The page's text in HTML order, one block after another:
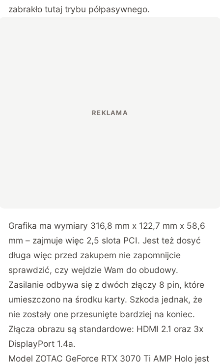
zabrakło tutaj trybu półpasywnego.
Grafika ma wymiary 316,8 mm x 122,7 mm x 58,6
mm – zajmuje więc 2,5 slota PCI. Jest też dosyć
długa więc przed zakupem nie zapomnijcie
sprawdzić, czy wejdzie Wam do obudowy.
Zasilanie odbywa się z dwóch złączy 8 pin, które
umieszczono na środku karty. Szkoda jednak, że
nie zostały one przesunięte bardziej na koniec.
Złącza obrazu są standardowe: HDMI 2.1 oraz 3x
DisplayPort 1.4a.
Model ZOTAC GeForce RTX 3070 Ti AMP Holo jest